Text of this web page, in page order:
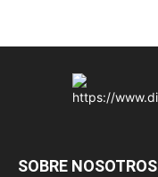
SOBRE NOSOTROS